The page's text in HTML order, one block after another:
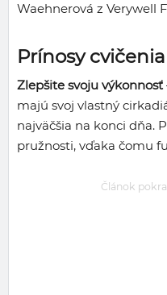
Waehnerová z Verywell
Prínosy
Zlepšite svoju výkonnosť
majú svoj vlastný
najväčšia na konci dňa.
pružnosti, vďaka čomu
Článok